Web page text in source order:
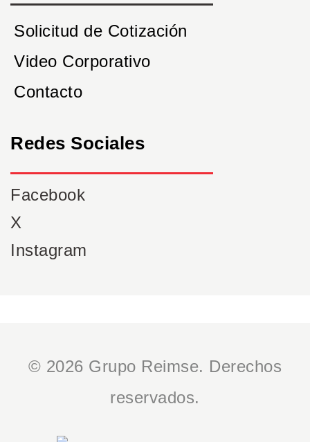
Solicitud de Cotización
Video Corporativo
Contacto
Redes Sociales
Facebook
X
Instagram
© 2026 Grupo Reimse. Derechos
reservados.